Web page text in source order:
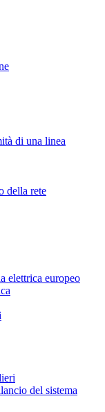
di una linea
della rete
elettrica europeo
del sistema